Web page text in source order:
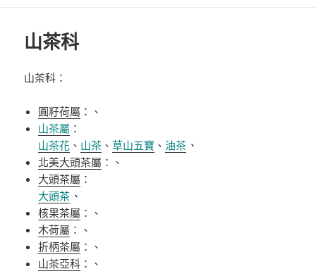
山茶科
山茶科：
圓籽荷屬 ：、
山茶屬 ：
山茶花 、 山茶 、草山五寶 、油茶 、
北美大頭茶屬 ：、
大頭茶屬 ：
大頭茶 、
核果茶屬 ：、
木荷屬 ：、
折柄茶屬 ：、
山茶亞科 ：、